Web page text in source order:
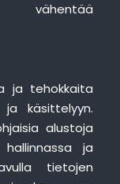
ja tehokkaita
käsittelyyn.
alustoja
hallinnassa ja
tietojen